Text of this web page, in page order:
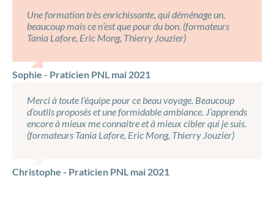
Une formation très enrichissante, qui déménage un,
beaucoup mais ce n’est que pour du bon. (formateurs
Tania Lafore, Eric Mong, Thierry Jouzier)
Sophie - Praticien PNL mai 2021
Merci à toute l’équipe pour ce beau voyage. Beaucoup
d’outils proposés et une formidable ambiance. J’apprends
encore à mieux me connaitre et à mieux cibler qui je suis.
(formateurs Tania Lafore, Eric Mong, Thierry Jouzier)
Christophe - Praticien PNL mai 2021